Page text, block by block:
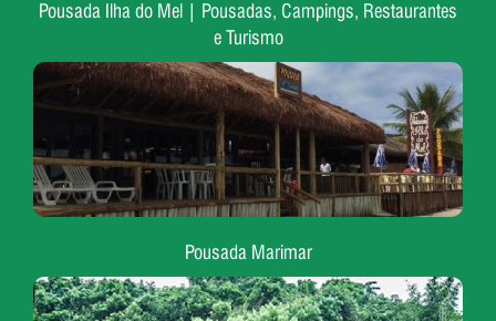
Pousada Ilha do Mel | Pousadas, Campings, Restaurantes
e Turismo
Pousada Marimar